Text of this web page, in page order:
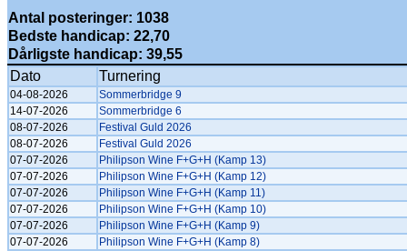
Antal posteringer: 1038
Bedste handicap: 22,70
Dårligste handicap: 39,55
Dato
Turnering
04-08-2026
Sommerbridge 9
14-07-2026
Sommerbridge 6
08-07-2026
Festival Guld 2026
08-07-2026
Festival Guld 2026
07-07-2026
Philipson Wine F+G+H (Kamp 13)
07-07-2026
Philipson Wine F+G+H (Kamp 12)
07-07-2026
Philipson Wine F+G+H (Kamp 11)
07-07-2026
Philipson Wine F+G+H (Kamp 10)
07-07-2026
Philipson Wine F+G+H (Kamp 9)
07-07-2026
Philipson Wine F+G+H (Kamp 8)